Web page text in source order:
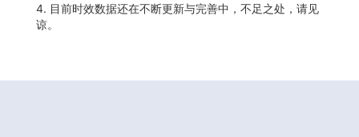
4. 目前时效数据还在不断更新与完善中，不足之处，请见
谅。